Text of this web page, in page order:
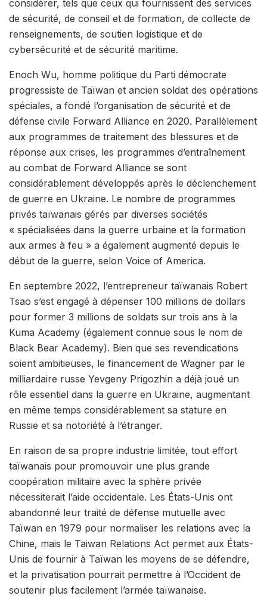
considérer, tels que ceux qui fournissent des services
de sécurité, de conseil et de formation, de collecte de
renseignements, de soutien logistique et de
cybersécurité et de sécurité maritime.
Enoch Wu, homme politique du Parti démocrate
progressiste de Taïwan et ancien soldat des opérations
spéciales, a fondé l’organisation de sécurité et de
défense civile Forward Alliance en 2020. Parallèlement
aux programmes de traitement des blessures et de
réponse aux crises, les programmes d’entraînement
au combat de Forward Alliance se sont
considérablement développés après le déclenchement
de guerre en Ukraine. Le nombre de programmes
privés taïwanais gérés par diverses sociétés
« spécialisées dans la guerre urbaine et la formation
aux armes à feu » a également augmenté depuis le
début de la guerre, selon Voice of America.
En septembre 2022, l’entrepreneur taïwanais Robert
Tsao s’est engagé à dépenser 100 millions de dollars
pour former 3 millions de soldats sur trois ans à la
Kuma Academy (également connue sous le nom de
Black Bear Academy). Bien que ses revendications
soient ambitieuses, le financement de Wagner par le
milliardaire russe Yevgeny Prigozhin a déjà joué un
rôle essentiel dans la guerre en Ukraine, augmentant
en même temps considérablement sa stature en
Russie et sa notoriété à l’étranger.
En raison de sa propre industrie limitée, tout effort
taïwanais pour promouvoir une plus grande
coopération militaire avec la sphère privée
nécessiterait l’aide occidentale. Les États-Unis ont
abandonné leur traité de défense mutuelle avec
Taïwan en 1979 pour normaliser les relations avec la
Chine, mais le Taiwan Relations Act permet aux États-
Unis de fournir à Taïwan les moyens de se défendre,
et la privatisation pourrait permettre à l’Occident de
soutenir plus facilement l’armée taïwanaise.